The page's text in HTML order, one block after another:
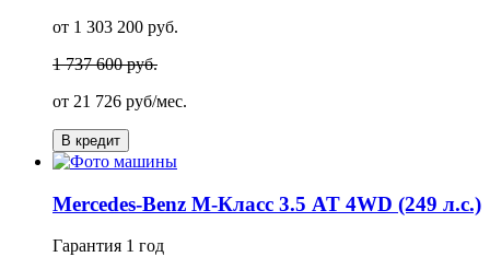
от 1 303 200 руб.
1 737 600 руб.
от 21 726 руб/мес.
В кредит
Mercedes-Benz M-Класс 3.5 AT 4WD (249 л.с.)
Гарантия 1 год